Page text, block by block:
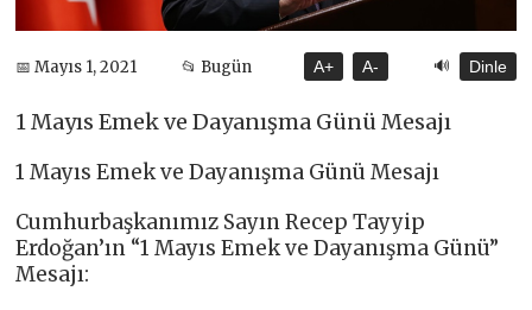
📅 Mayıs 1, 2021 📂 Bugün A+ A- 🔊 Dinle
1 Mayıs Emek ve Dayanışma Günü Mesajı
1 Mayıs Emek ve Dayanışma Günü Mesajı
Cumhurbaşkanımız Sayın Recep Tayyip
Erdoğan’ın “1 Mayıs Emek ve Dayanışma Günü”
Mesajı: